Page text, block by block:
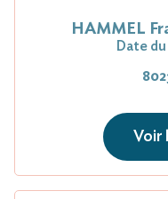
HAMMEL
Date
Voir